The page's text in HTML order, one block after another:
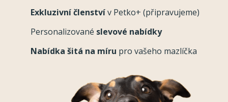
Exkluzivní členstvív Petko+ (připravujeme)
Personalizované slevové nabídky
Nabídka šitá na míru pro vašeho mazlíčka